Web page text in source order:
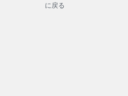
に戻る